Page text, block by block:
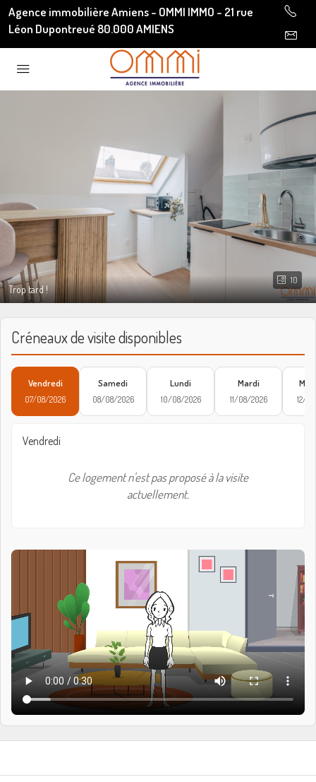
Agence immobilière Amiens - OMMI IMMO - 21 rue
Léon Dupontreué 80.000 AMIENS
10
Trop tard !
Créneaux de visite disponibles
Vendredi
07/08/2026
Samedi
08/08/2026
Lundi
10/08/2026
Mardi
11/08/2026 12/
Vendredi
Ce logement n'est pas proposé à la visite
actuellement.